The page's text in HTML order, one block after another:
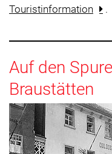
Touristinformation
.
Auf den
Braustätten